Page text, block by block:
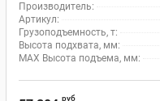
Производитель:
Артикул:
Грузоподъемность, т:
Высота подхвата, мм:
MAX Высота подъема, мм:
руб